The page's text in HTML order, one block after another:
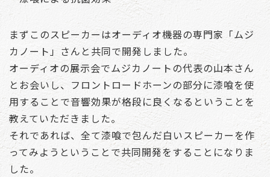
まずこのスピーカーはオーディオ機器の専門家「ムジ
カノート」さんと共同で開発しました。
オーディオの展示会でムジカノートの代表の山本さん
とお会いし、フロントロードホーンの部分に漆喰を使
用することで音響効果が格段に良くなるということを
教えていただきました。
それであれば、全て漆喰で包んだ白いスピーカーを作
ってみようということで共同開発をすることになりま
した。